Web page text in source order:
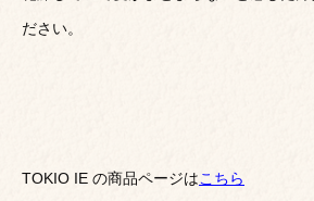
ださい。
TOKIO IE の商品ページはこちら